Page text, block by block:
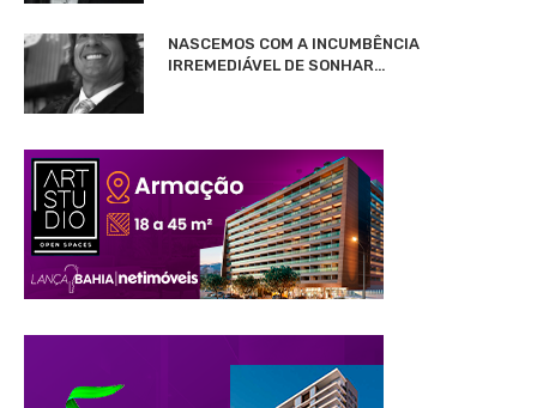
NASCEMOS COM A INCUMBÊNCIA
IRREMEDIÁVEL DE SONHAR…